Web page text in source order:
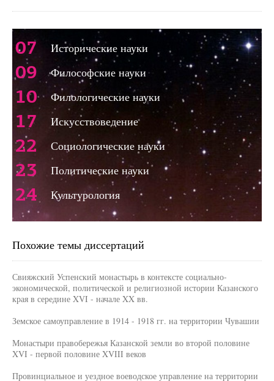
07 Исторические науки
09 Философские науки
10 Филологические науки
17 Искусствоведение
22 Социологические науки
23 Политические науки
24 Культурология
Похожие темы диссертаций
Свияжский Успенский монастырь в контексте социально-
экономической, политической и религиозной истории Казанского
края в середине XVI - начале XX вв.
Земское самоуправление в 1914 - 1918 гг. на территории Чувашии
Монастыри правобережья Казанской земли во второй половине
XVI - первой половине XVIII веков
Провинциальное и уездное воеводское управление на территории